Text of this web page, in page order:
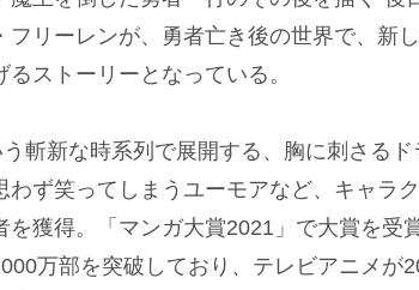
フリーレンが、勇者亡き後の世界で、新
ストーリーとなっている。
斬新な時系列で展開する、胸に刺さる
ず笑ってしまうユーモアなど、キャラ
獲得。「マンガ大賞2021」で大賞を受
万部を突破しており、テレビアニメが